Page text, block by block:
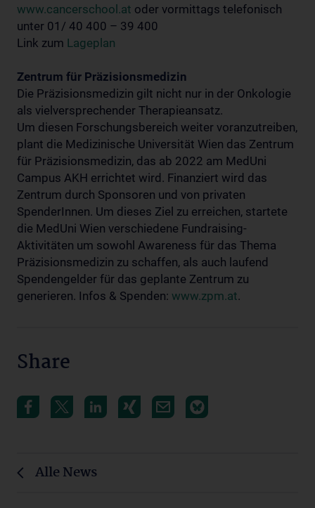
www.cancerschool.at oder vormittags telefonisch
unter 01/ 40 400 – 39 400
Link zum Lageplan
Zentrum für Präzisionsmedizin
Die Präzisionsmedizin gilt nicht nur in der Onkologie
als vielversprechender Therapieansatz.
Um diesen Forschungsbereich weiter voranzutreiben,
plant die Medizinische Universität Wien das Zentrum
für Präzisionsmedizin, das ab 2022 am MedUni
Campus AKH errichtet wird. Finanziert wird das
Zentrum durch Sponsoren und von privaten
SpenderInnen. Um dieses Ziel zu erreichen, startete
die MedUni Wien verschiedene Fundraising-
Aktivitäten um sowohl Awareness für das Thema
Präzisionsmedizin zu schaffen, als auch laufend
Spendengelder für das geplante Zentrum zu
generieren. Infos & Spenden: www.zpm.at.
Share
Alle News